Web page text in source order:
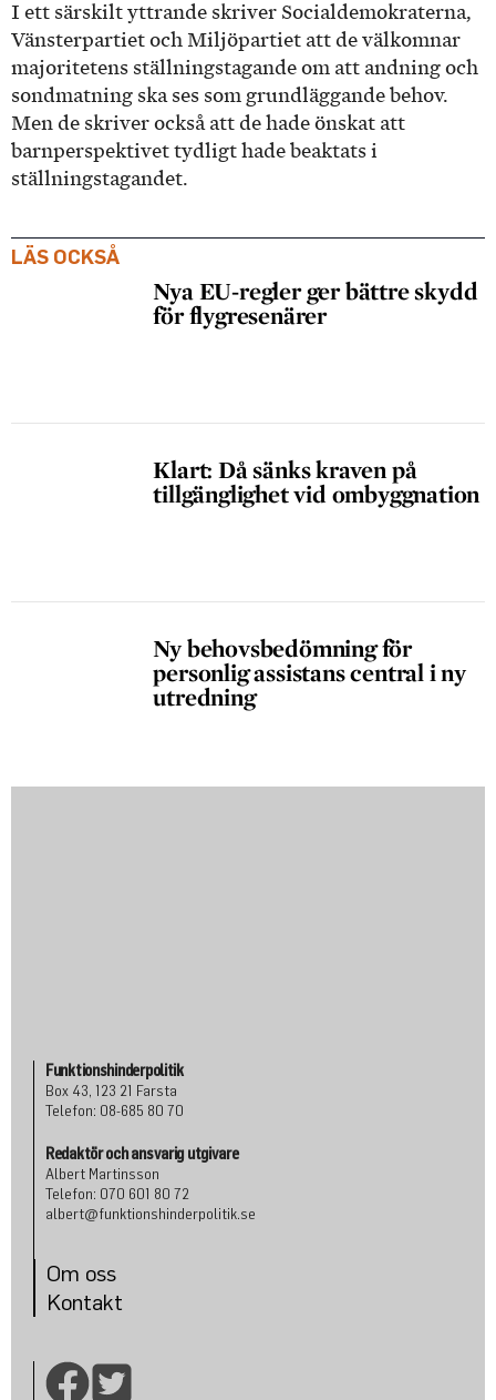
I ett särskilt yttrande skriver Socialdemokraterna,
Vänsterpartiet och Miljöpartiet att de välkomnar
majoritetens ställningstagande om att andning och
sondmatning ska ses som grundläggande behov.
Men de skriver också att de hade önskat att
barnperspektivet tydligt hade beaktats i
ställningstagandet.
LÄS OCKSÅ
Nya EU-regler ger bättre skydd
för flygresenärer
Klart: Då sänks kraven på
tillgänglighet vid ombyggnation
Ny behovsbedömning för
personlig assistans central i ny
utredning
Funktionshinderpolitik
Box 43, 123 21 Farsta
Telefon: 08-685 80 70
Redaktör och ansvarig utgivare
Albert Martinsson
Telefon: 070 601 80 72
albert@funktionshinderpolitik.se
Om oss
Kontakt